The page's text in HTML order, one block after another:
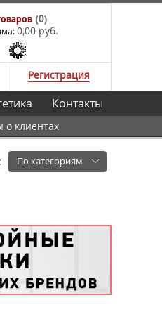
(0)
0,00 руб.
Регистрация
о клиентах
Контакты
По категориям